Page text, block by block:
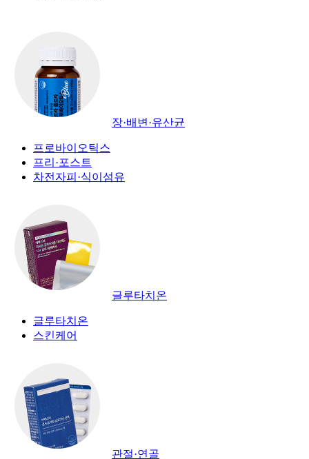
장·배변·유산균
프로바이오틱스
프리·포스트
차전자피·식이섬유
글루타치온
글루타치온
스킨케어
관절·연골